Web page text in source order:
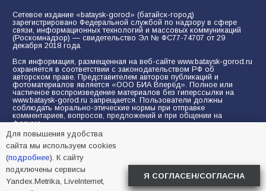
Сетевое издание «bataysk-gorod» (батайск-город)
зарегистрировано Федеральной службой по надзору в сфере
связи, информационных технологий и массовых коммуникаций
(Роскомнадзор) — свидетельство Эл № ФС77-74707 от 29
декабря 2018 года.
Вся информация, размещенная на веб-сайте www.bataysk-gorod.ru
охраняется в соответствии с законодательством РФ об
авторском праве. Представителем авторов публикаций и
фотоматериалов является «ООО БИА Вперёд». Полное или
частичное воспроизведение материалов без гиперссылки на
www.bataysk-gorod.ru запрещается. Пользователи должны
соблюдать морально-этические нормы при отправке
комментариев, вопросов, предложений и при общении на
форуме.
Политика конфиденциальности и защиты информации
Согласие на обработку персональных данных с помощью
сервисов Yandex.Metrika, LiveInternet, top.mail.ru
© 2005-2026 БИА «ВПЕРЕД»
Для повышения удобства
сайта мы используем cookies
(подробнее). К сайту
подключены сервисы
Yandex.Metrika, LiveInternet,
Я СОГЛАСЕН/СОГЛАСНА